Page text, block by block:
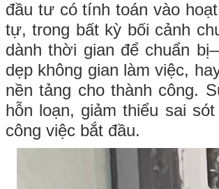
đầu tư có tính toán vào
tự, trong bất kỳ bối cảnh
dành thời gian để chuẩn
dẹp không gian làm việc,
nền tảng cho thành công.
hỗn loạn, giảm thiểu sai
công việc bắt đầu.